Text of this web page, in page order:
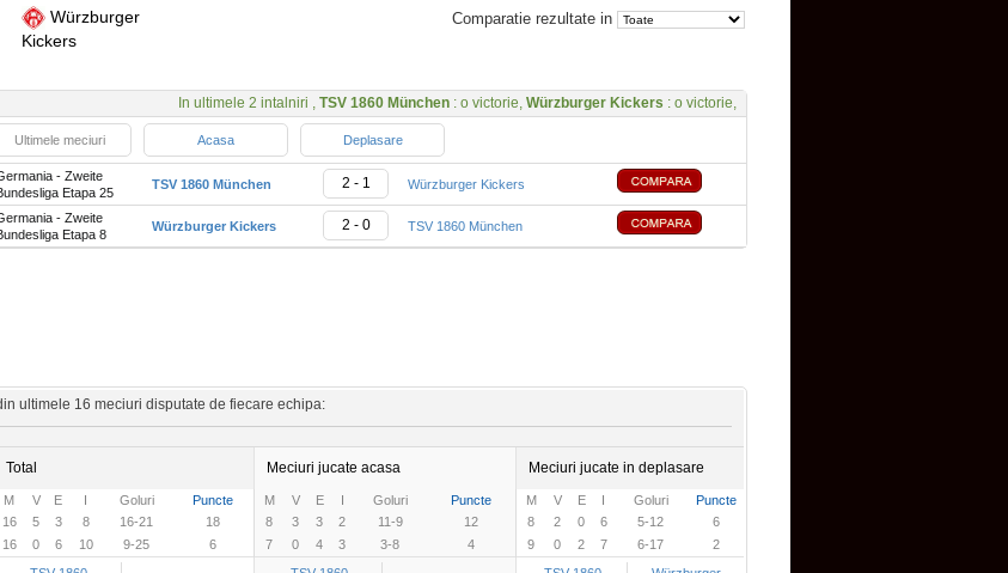
Würzburger
Kickers
Comparatie rezultate in
In ultimele 2 intalniri , TSV 1860 München : o victorie, Würzburger Kickers : o victorie,
Ultimele meciuri Acasa Deplasare
- Zweite
Etapa 25
TSV 1860 München 2 - 1 Würzburger Kickers
- Zweite
Etapa 8
Würzburger Kickers 2 - 0 TSV 1860 München
ultimele 16 meciuri disputate de fiecare echipa:
Total Meciuri jucate acasa Meciuri jucate in deplasare
M V E I Goluri Puncte M V E I Goluri Puncte M V E I Goluri Puncte
16 5 3 8 16-21 18 8 3 3 2 11-9 12 8 2 0 6 5-12 6
16 0 6 10 9-25 6 7 0 4 3 3-8 4 9 0 2 7 6-17
2